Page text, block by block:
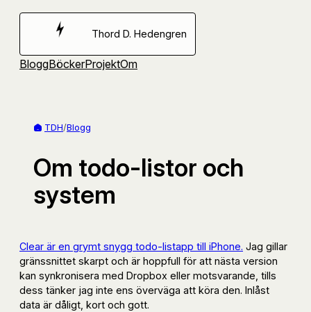
Hoppa
Thord D. Hedengren
BloggBöckerProjektOm
TDH/Blogg
Om todo-listor och
system
Clear är en grymt snygg todo-listapp till iPhone. Jag gillar
gränssnittet skarpt och är hoppfull för att nästa version
kan synkronisera med Dropbox eller motsvarande, tills
dess tänker jag inte ens överväga att köra den. Inlåst
data är dåligt, kort och gott.